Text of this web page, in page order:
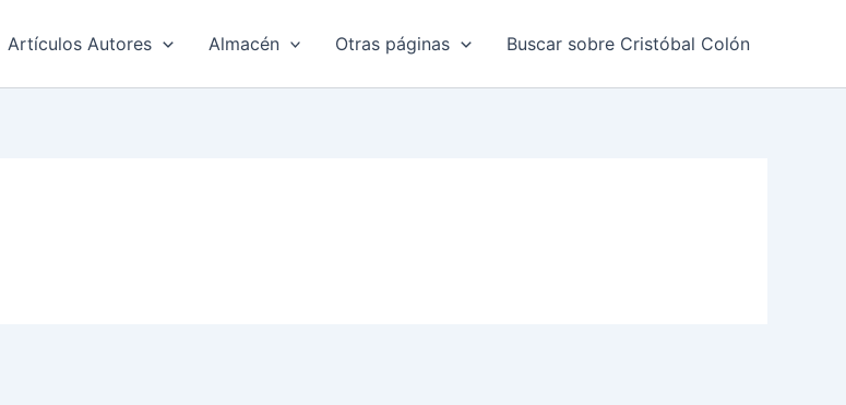
Artículos Autores Almacén Otras páginas Buscar sobre Cristóbal Colón